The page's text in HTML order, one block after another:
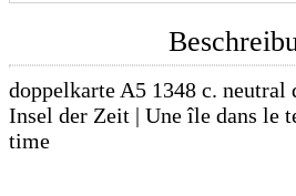
doppelkarte A5 1348 c. neutral
Insel der Zeit | Une île dans le
time